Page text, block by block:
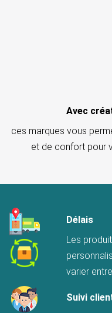
Avec
ces marques vous
et de confort pour
Délais
Les
varier
Suivi